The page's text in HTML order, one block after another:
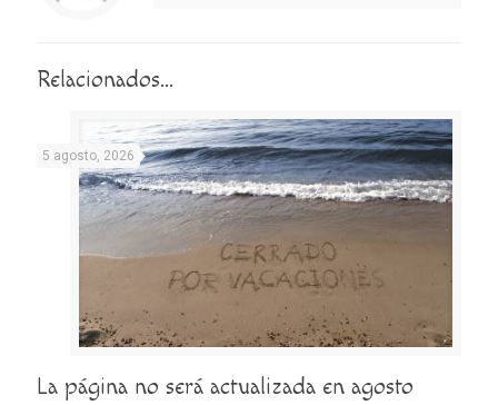
Relacionados...
5 agosto, 2026
La página no será actualizada en agosto